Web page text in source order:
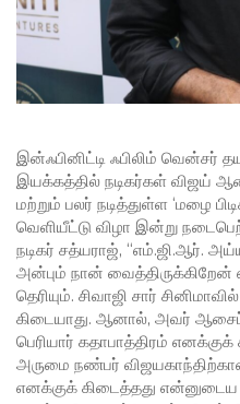
இன்ஃபினிட்டி ஃபிலிம் வென்சர்
இயக்கத்தில் நடிகர்கள் விஜய்
மற்றும் பலர் நடித்துள்ள ‘மழை
வெளியீட்டு விழா இன்று
நடிகர் சத்யராஜ், “எம்.ஜி.ஆர்.
அன்பும் நான்
தெரியும். சிவாஜி சார்
கிடையாது. ஆனால், அவர்
பெரியார் கதாபாத்திரம்
அருமை நண்பர்
எனக்குக் கிடைத்தது